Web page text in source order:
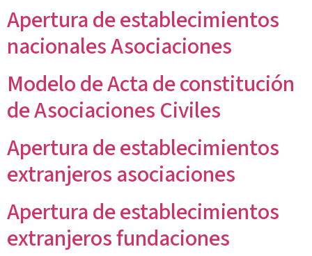
Apertura de establecimientos
nacionales Asociaciones
Modelo de Acta de constitución
de Asociaciones Civiles
Apertura de establecimientos
extranjeros asociaciones
Apertura de establecimientos
extranjeros fundaciones